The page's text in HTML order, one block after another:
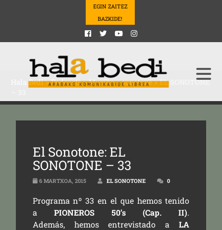
EGIN ZAITEZ
BAZKIDE!
Hala Bedi>Podcasts>Musika>sonotone>EL SONOTONE
El Sonotone: EL
SONOTONE – 33
6 MARTXOA, 2015 EL SONOTONE 0
Programa nº 33 en el que hemos tenido
a PIONEROS 50’s (Cap. II).
Además, hemos entrevistado aLA